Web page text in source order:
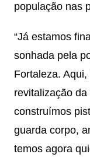
população nas
“Já estamos
sonhada pela
Fortaleza.
revitalização
construímos
guarda corpo,
temos agora